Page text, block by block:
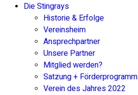
Die Stingrays
Historie & Erfolge
Vereinsheim
Ansprechpartner
Unsere Partner
Mitglied werden?
Satzung + Förderprogramm
Verein des Jahres 2022